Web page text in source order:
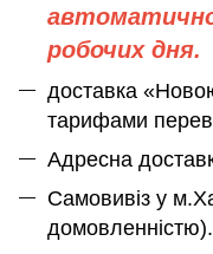
робочих дня.
доставка
тарифами
Адресна
Самовивіз у
домовленністю).